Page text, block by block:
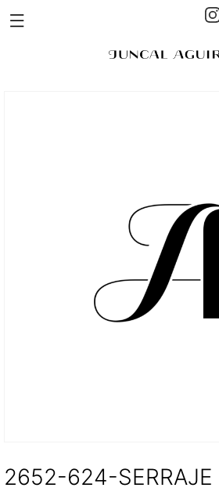
2652-624-SERRAJE